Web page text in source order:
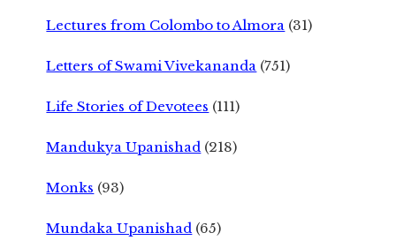
Lectures from Colombo to Almora (31)
Letters of Swami Vivekananda (751)
Life Stories of Devotees (111)
Mandukya Upanishad (218)
Monks (93)
Mundaka Upanishad (65)